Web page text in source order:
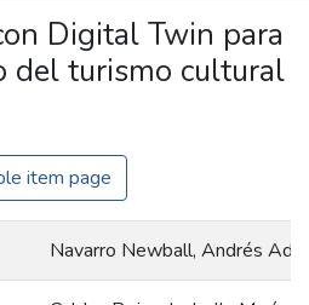
Statistics
Digital Twin para
del turismo cultural
item page
Navarro Newball, Andrés